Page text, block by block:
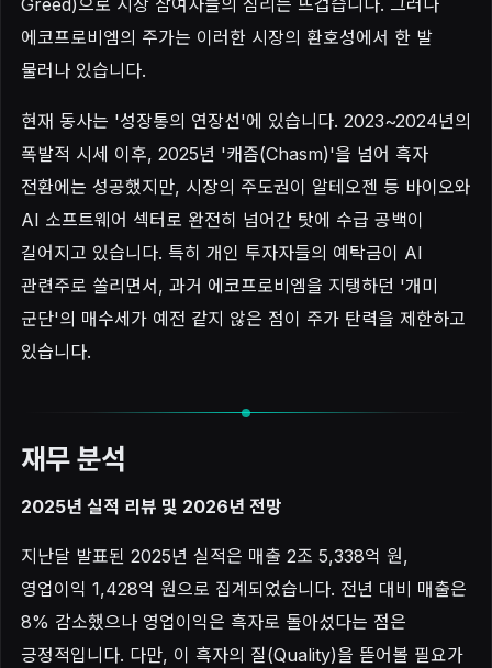
Greed)으로 시장 참여자들의 심리는 뜨겁습니다. 그러나
에코프로비엠의 주가는 이러한 시장의 환호성에서 한 발
물러나 있습니다.
현재 동사는 '성장통의 연장선'에 있습니다. 2023~2024년의
폭발적 시세 이후, 2025년 '캐즘(Chasm)'을 넘어 흑자
전환에는 성공했지만, 시장의 주도권이 알테오젠 등 바이오와
AI 소프트웨어 섹터로 완전히 넘어간 탓에 수급 공백이
길어지고 있습니다. 특히 개인 투자자들의 예탁금이 AI
관련주로 쏠리면서, 과거 에코프로비엠을 지탱하던 '개미
군단'의 매수세가 예전 같지 않은 점이 주가 탄력을 제한하고
있습니다.
재무 분석
2025년 실적 리뷰 및 2026년 전망
지난달 발표된 2025년 실적은 매출 2조 5,338억 원,
영업이익 1,428억 원으로 집계되었습니다. 전년 대비 매출은
8% 감소했으나 영업이익은 흑자로 돌아섰다는 점은
긍정적입니다. 다만, 이 흑자의 질(Quality)을 뜯어볼 필요가